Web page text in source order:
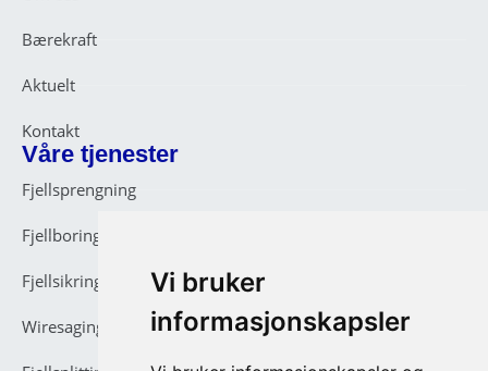
Vi bruker
informasjonskapsler
Bærekraft
Aktuelt
Kontakt
Våre tjenester
Fjellsprengning
Fjellboring
Fjellsikring
Wiresaging